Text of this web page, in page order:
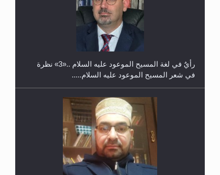
حفل توزيع الشهادات في الجامعة الأحمدية بنيجيريا لعام
في شعر المسيح الموعود عليه السلام.....